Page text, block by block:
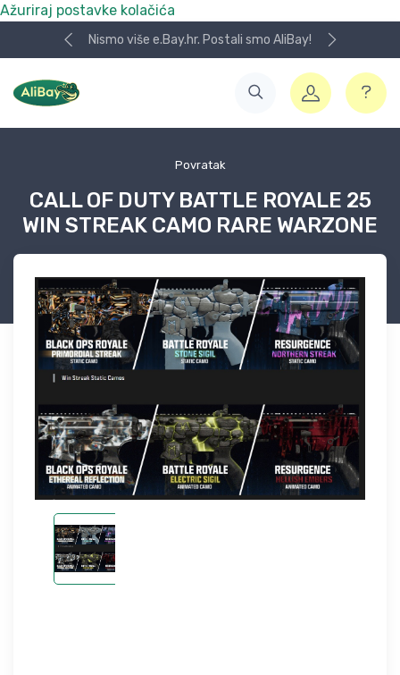
Ažuriraj postavke kolačića
Nismo više e.Bay.hr. Postali smo AliBay!
Povratak
CALL OF DUTY BATTLE ROYALE 25
WIN STREAK CAMO RARE WARZONE